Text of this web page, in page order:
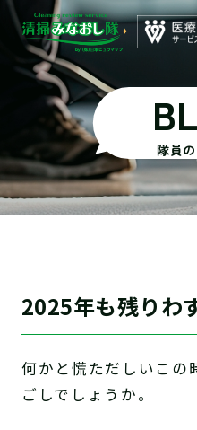
隊員
2025年も残りわ
何かと慌ただしいこの
ごしでしょうか。